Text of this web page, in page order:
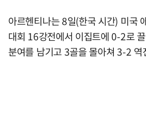
아르헨티나는 8일(한국 시간) 미국
대회 16강전에서 이집트에 0-2로
분여를 남기고 3골을 몰아쳐 3-2 역